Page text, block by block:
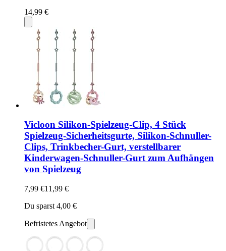
14,99 €
Vicloon Silikon-Spielzeug-Clip, 4 Stück
Spielzeug-Sicherheitsgurte, Silikon-Schnuller-
Clips, Trinkbecher-Gurt, verstellbarer
Kinderwagen-Schnuller-Gurt zum Aufhängen
von Spielzeug
7,99 €11,99 €
Du sparst 4,00 €
Befristetes Angebot